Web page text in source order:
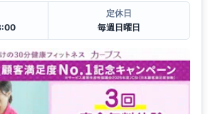
定休日
毎週日曜日